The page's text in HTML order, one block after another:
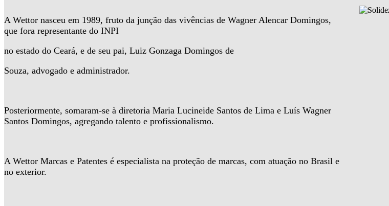
A Wettor nasceu em 1989, fruto da junção das vivências de Wagner Alencar Domingos,
que fora representante do INPI
no estado do Ceará, e de seu pai, Luiz Gonzaga Domingos de
Souza, advogado e administrador.
Posteriormente, somaram-se à diretoria Maria Lucineide Santos de Lima e Luís Wagner
Santos Domingos, agregando talento e profissionalismo.
A Wettor Marcas e Patentes é especialista na proteção de marcas, com atuação no Brasil e
no exterior.